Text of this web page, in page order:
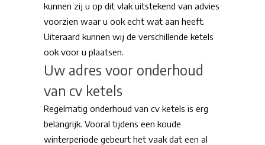
kunnen zij u op dit vlak uitstekend van advies
voorzien waar u ook echt wat aan heeft.
Uiteraard kunnen wij de verschillende ketels
ook voor u plaatsen.
Uw adres voor onderhoud
van cv ketels
Regelmatig onderhoud van cv ketels is erg
belangrijk. Vooral tijdens een koude
winterperiode gebeurt het vaak dat een al